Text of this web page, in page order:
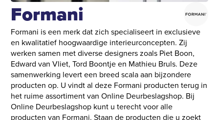
Formani
Formani is een merk dat zich specialiseert in exclusieve
en kwalitatief hoogwaardige interieurconcepten. Zij
werken samen met diverse designers zoals Piet Boon,
Edward van Vliet, Tord Boontje en Mathieu Bruls. Deze
samenwerking levert een breed scala aan bijzondere
producten op. U vindt al deze Formani producten terug in
het ruime assortiment van Online Deurbeslagshop. Bij
Online Deurbeslagshop kunt u terecht voor alle
producten van Formani. Staan de producten die u zoekt